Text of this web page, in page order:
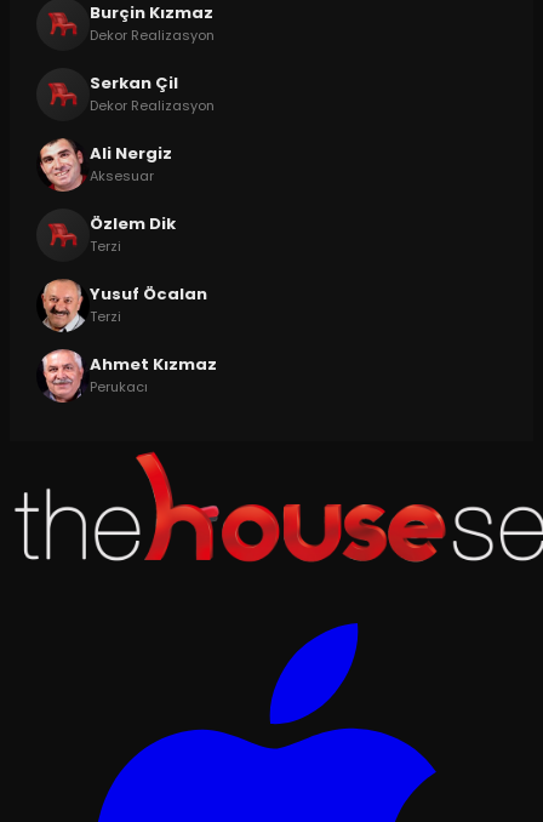
Burçin Kızmaz
Dekor Realizasyon
Serkan Çil
Dekor Realizasyon
Ali Nergiz
Aksesuar
Özlem Dik
Terzi
Yusuf Öcalan
Terzi
Ahmet Kızmaz
Perukacı